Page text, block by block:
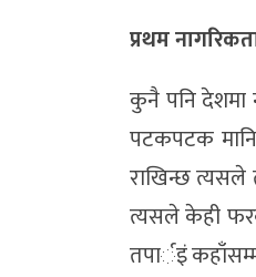
प्रथम
कुनै पनि देशमा
पटकपटक
राखिन्छ
त्यसले केही
तपार्इं